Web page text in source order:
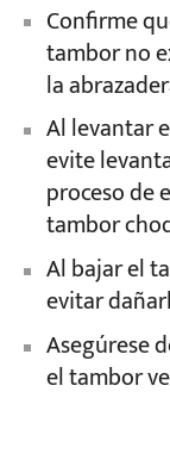
Confirme
tambor no
la
Al levantar
evite
proceso de
tambor
Al bajar el
evitar
Asegúrese
el tambor